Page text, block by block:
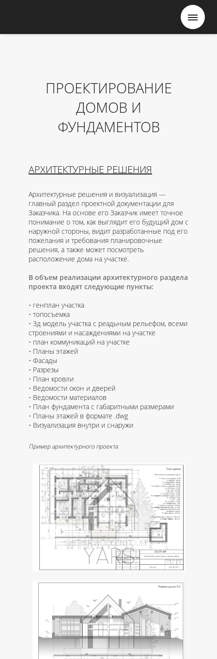
ПРОЕКТИРОВАНИЕ
ДОМОВ И
ФУНДАМЕНТОВ
АРХИТЕКТУРНЫЕ РЕШЕНИЯ
Архитектурные решения и визуализация —
главный раздел проектной документации для
Заказчика. На основе его Заказчик имеет точное
понимание о том, как выглядит его будущий дом с
наружной стороны, видит разработанные под его
пожелания и требования планировочные
решения, а также может посмотреть
расположение дома на участке.
В объем реализации архитектурного раздела
проекта входят следующие пункты:
генплан участка
топосъемка
3д модель участка с реадьным рельефом, всеми
строениями и насаждениями на участке
план коммуникаций на участке
Планы этажей
Фасады
Разрезы
План кровли
Ведомости окон и дверей
Ведомости материалов
План фундамента с габаритными размерами
Планы этажей в формате .dwg
Визуализация внутри и снаружи
Пример архитектурного проекта